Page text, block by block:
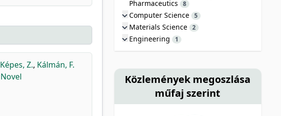
Képes, Z., Kálmán, F.
Pharmaceutics
8
Computer Science 5
Materials Science 2
Engineering 1
Közlemények megoszlása
műfaj szerint